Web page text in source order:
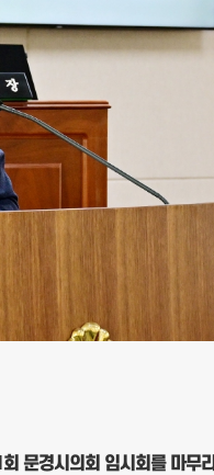
회 문경시의회 임시회를 마무리